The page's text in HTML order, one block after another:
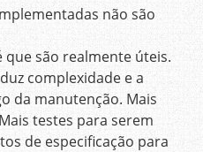
não são
que são realmente úteis.
complexidade e a
da manutenção. Mais
testes para serem
de especificação para